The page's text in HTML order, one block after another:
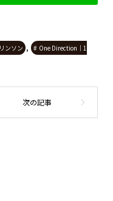
ンソン ,
One Direction｜1